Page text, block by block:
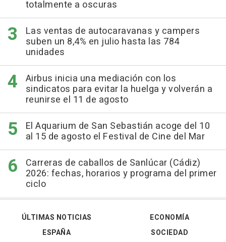
totalmente a oscuras
Las ventas de autocaravanas y campers
suben un 8,4% en julio hasta las 784
unidades
Airbus inicia una mediación con los
sindicatos para evitar la huelga y volverán a
reunirse el 11 de agosto
El Aquarium de San Sebastián acoge del 10
al 15 de agosto el Festival de Cine del Mar
Carreras de caballos de Sanlúcar (Cádiz)
2026: fechas, horarios y programa del primer
ciclo
ÚLTIMAS NOTICIAS
ESPAÑA
ECONOMÍA
SOCIEDAD